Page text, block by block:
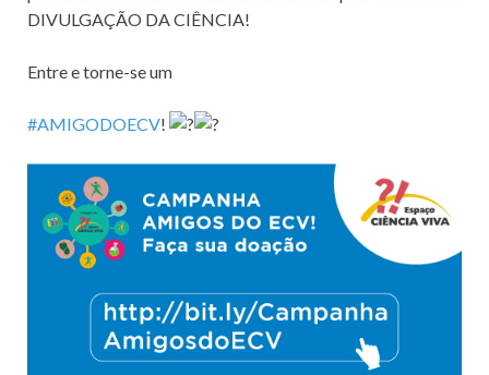
DIVULGAÇÃO DA CIÊNCIA!
Entre e torne-se um
#AMIGODOECV!